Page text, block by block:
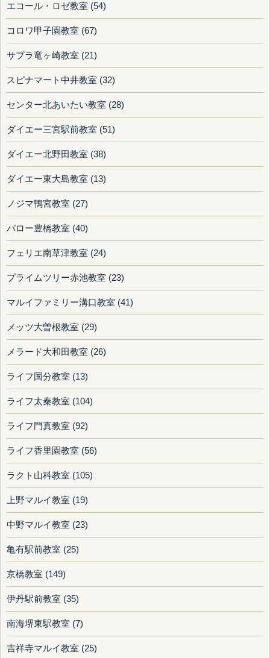
エコール・ロゼ教室 (54)
コロワ甲子園教室 (67)
サプラ竜ヶ崎教室 (21)
スピナマート中井教室 (32)
センター北あいたい教室 (28)
ダイエー三宮駅前教室 (51)
ダイエー北野田教室 (38)
ダイエー東大島教室 (13)
ノジマ鴨宮教室 (27)
バロー豊橋教室 (40)
フェリエ南草津教室 (24)
プライムツリー赤池教室 (23)
マルイファミリー溝口教室 (41)
メッツ大曽根教室 (29)
メラード大和田教室 (26)
ライフ国分教室 (13)
ライフ太秦教室 (104)
ライフ門真教室 (92)
ライフ香里園教室 (56)
ラクト山科教室 (105)
上野マルイ教室 (19)
中野マルイ教室 (23)
亀有駅前教室 (25)
京橋教室 (149)
伊丹駅前教室 (35)
南海堺東駅教室 (7)
吉祥寺マルイ教室 (25)